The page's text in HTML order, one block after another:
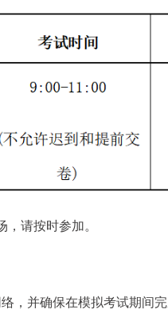
请按时参加。
，并确保在模拟考试期间